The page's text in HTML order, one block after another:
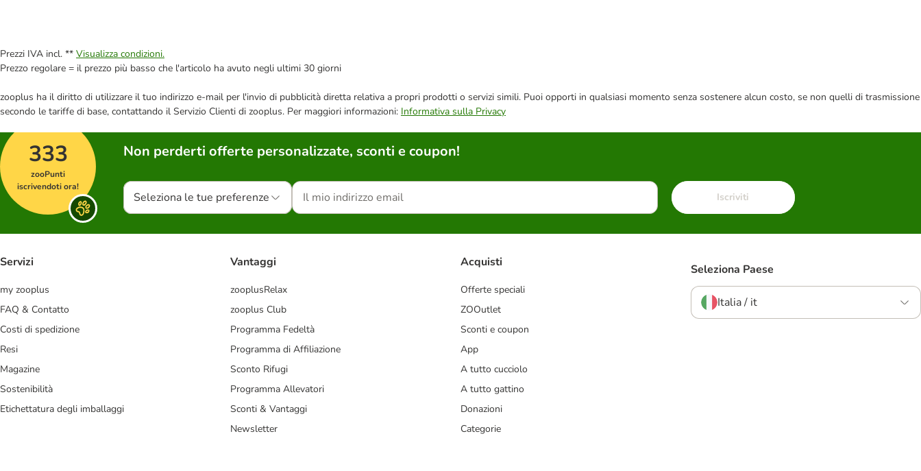
Prezzi IVA incl. ** Visualizza condizioni.
Prezzo regolare = il prezzo più basso che l'articolo ha avuto negli ultimi 30 giorni
zooplus ha il diritto di utilizzare il tuo indirizzo e-mail per l'invio di pubblicità diretta relativa a propri prodotti o servizi simili. Puoi opporti in qualsiasi momento senza sostenere alcun costo, se non quelli di trasmissione
secondo le tariffe di base, contattando il Servizio Clienti di zooplus. Per maggiori informazioni: Informativa sulla Privacy
333
zooPunti
iscrivendoti ora!
Non perderti offerte personalizzate, sconti e coupon!
Seleziona le tue preferenze Iscriviti
Servizi
my zooplus
FAQ & Contatto
Costi di spedizione
Resi
Magazine
Sostenibilità
Etichettatura degli imballaggi
Vantaggi
zooplusRelax
zooplus Club
Programma Fedeltà
Programma di Affiliazione
Sconto Rifugi
Programma Allevatori
Sconti & Vantaggi
Newsletter
Acquisti
Offerte speciali
ZOOutlet
Sconti e coupon
App
A tutto cucciolo
A tutto gattino
Donazioni
Categorie
Seleziona Paese
Italia / it